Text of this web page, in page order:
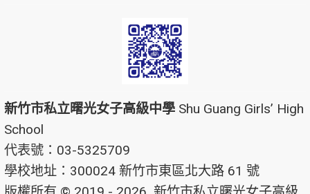
新竹市私立曙光女子高級中學 Shu Guang Girls’ High
School
代表號：03-5325709
學校地址：300024 新竹市東區北大路 61 號